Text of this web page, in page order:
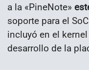
a la «PineNote»
soporte para el
incluyó en el
desarrollo de la